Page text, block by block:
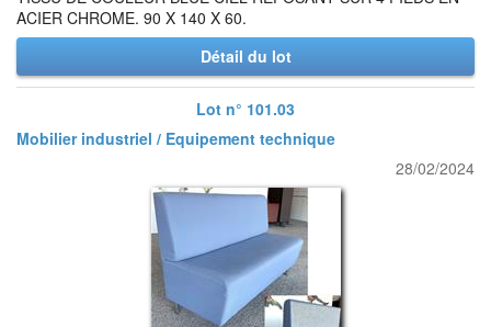
ACIER CHROME. 90 X 140 X 60.
Détail du lot
Lot n° 101.03
Mobilier industriel / Equipement technique
28/02/2024